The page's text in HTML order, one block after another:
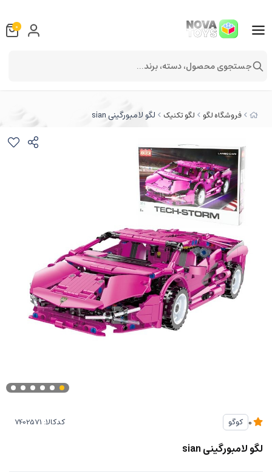
فروشگاه لگو لگو تکنیک لگو لامبورگینی sian
کوگو کدکالا:
لگو لامبورگینی sian
0
جستجوی محصول، دسته، برند...